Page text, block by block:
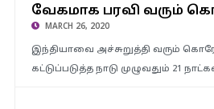
வேகமாக பரவி வரும் கொரோனாவை
பலன் தராது- உலக சுகாதார
வேகமாக பரவி வரும்
MARCH 26, 2020
இந்தியாவை அச்சுறுத்தி வரும்
கட்டுப்படுத்த நாடு முழுவதும் 21